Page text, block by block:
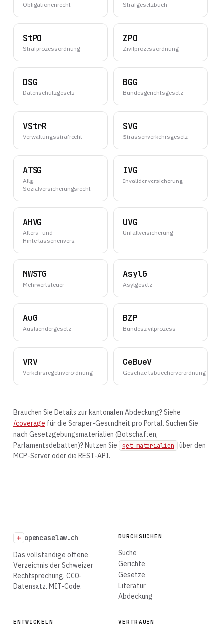
Obligationenrecht Strafgesetzbuch
StPO
Strafprozessordnung
ZPO
Zivilprozessordnung
DSG
Datenschutzgesetz
BGG
Bundesgerichtsgesetz
VStrR
Verwaltungsstrafrecht
SVG
Strassenverkehrsgesetz
ATSG
Allg.
Sozialversicherungsrecht
IVG
Invalidenversicherung
AHVG
Alters- und
Hinterlassenenvers.
UVG
Unfallversicherung
MWSTG
Mehrwertsteuer
AsylG
Asylgesetz
AuG
Auslaendergesetz
BZP
Bundeszivilprozess
VRV
Verkehrsregelnverordnung
GeBueV
Geschaeftsbuecherverordnung
Brauchen Sie Details zur kantonalen Abdeckung? Siehe
/coverage für die Scraper-Gesundheit pro Portal. Suchen Sie
nach Gesetzgebungsmaterialien (Botschaften,
Parlamentsdebatten)? Nutzen Sie
get_materialien
über den
MCP-Server oder die REST-API.
+ opencaselaw.ch
Das vollständige offene
Verzeichnis der Schweizer
Rechtsprechung. CC0-
Datensatz, MIT-Code.
DURCHSUCHEN
Suche
Gerichte
Gesetze
Literatur
Abdeckung
ENTWICKELN VERTRAUEN